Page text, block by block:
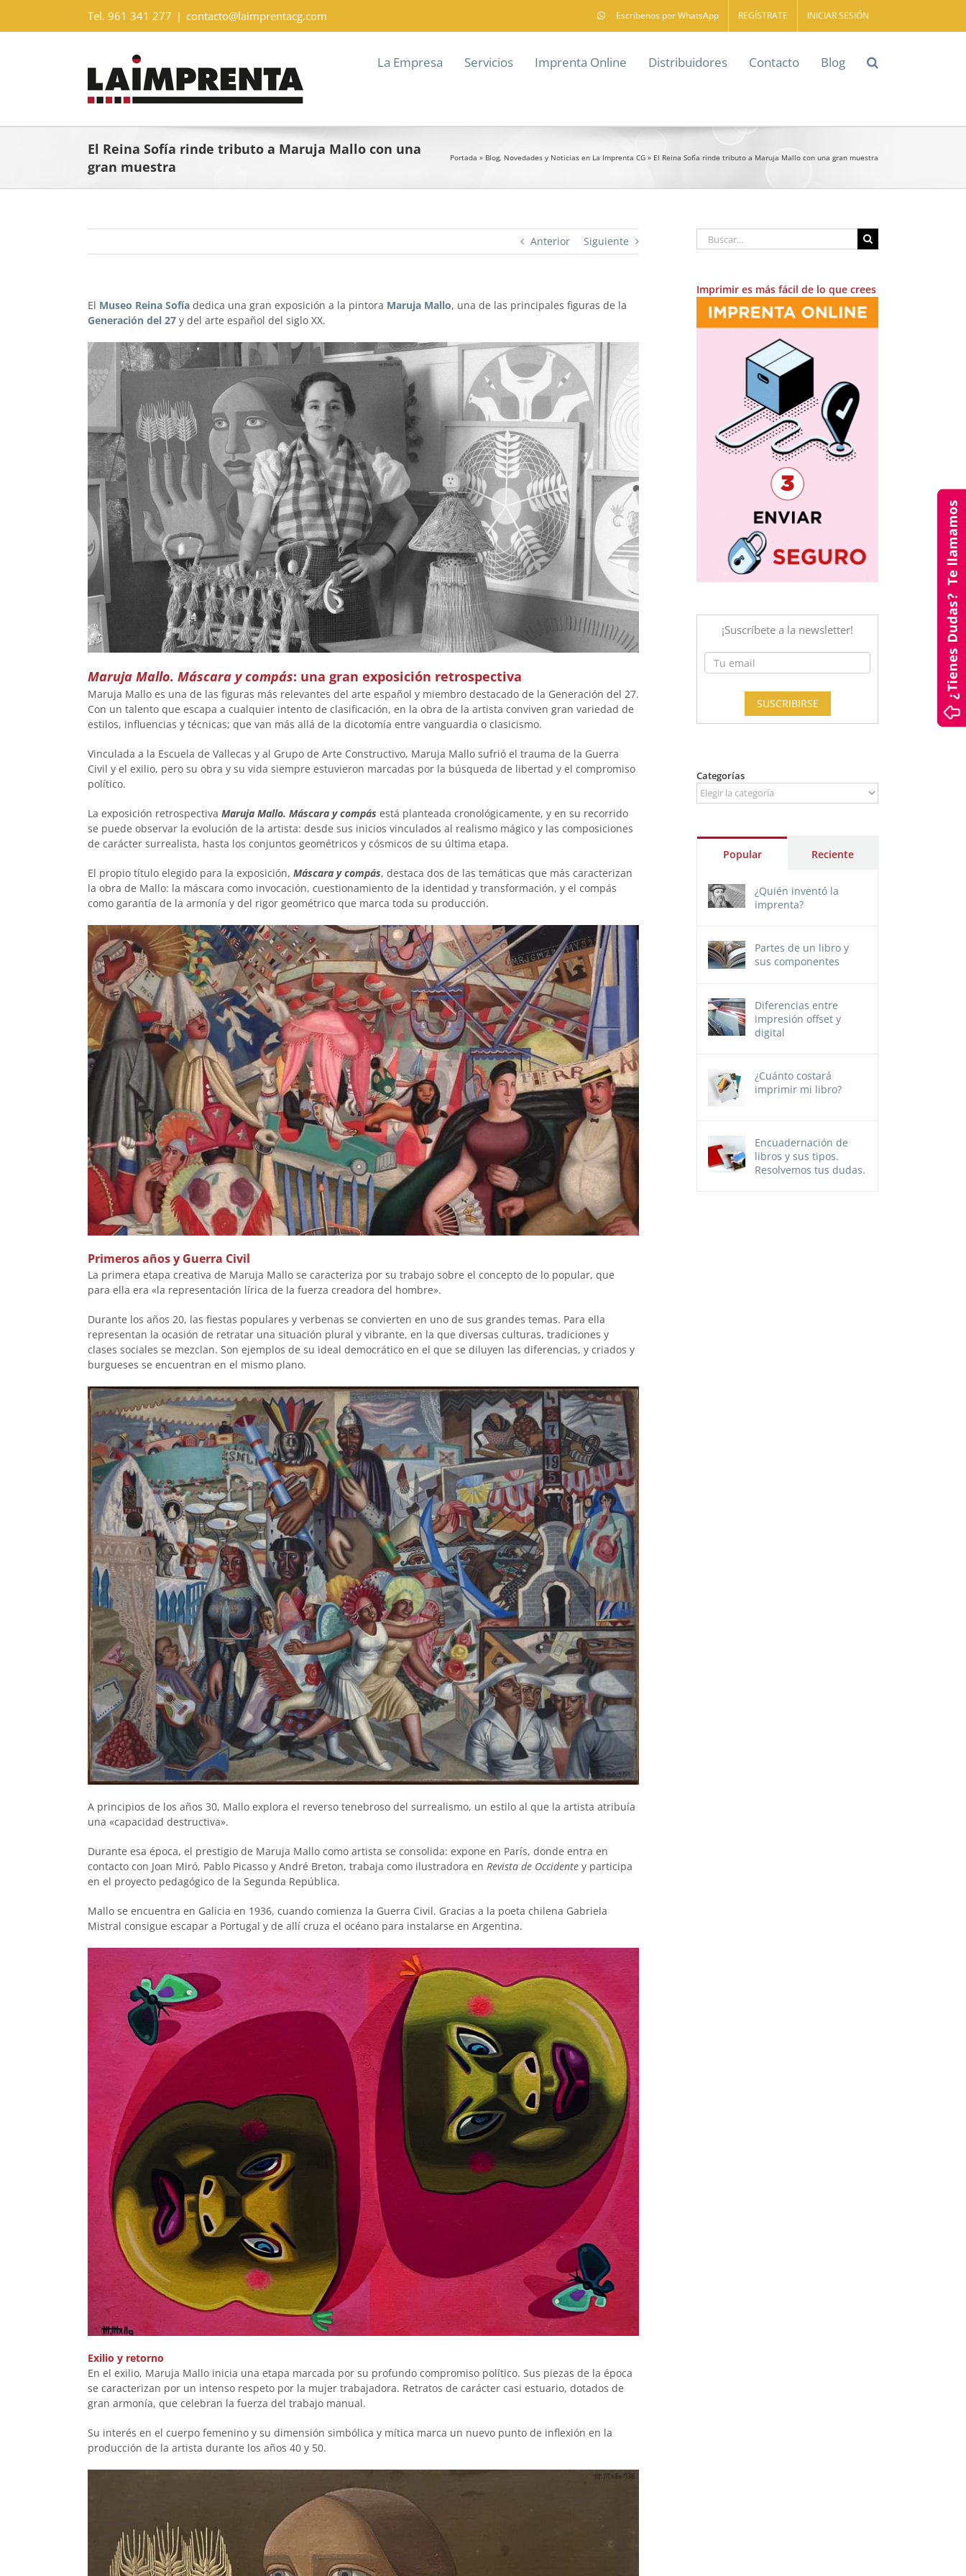
contenido
Tel. 961 341 277 | contacto@laimprentacg.com Escríbenos por WhatsApp REGÍSTRATE INICIAR SESIÓN
La Empresa Servicios Imprenta Online Distribuidores Contacto Blog
El Reina Sofía rinde tributo a Maruja Mallo con una
gran muestra
Portada » Blog, Novedades y Noticias en La Imprenta CG » El Reina Sofía rinde tributo a Maruja Mallo con una gran muestra
Anterior Siguiente
El Museo Reina Sofía dedica una gran exposición a la pintora Maruja Mallo, una de las principales figuras de la
Generación del 27 y del arte español del siglo XX.
Maruja Mallo. Máscara y compás: una gran exposición retrospectiva
Maruja Mallo es una de las figu­ras más relevantes del arte español y miembro destacado de la Generación del 27.
Con un talento que escapa a cualquier intento de clasificación, en la obra de la artista conviven gran variedad de
estilos, influen­cias y técnicas; que van más allá de la dicotomía entre vanguardia o clasicismo.
Vinculada a la Escuela de Vallecas y al Grupo de Arte Constructivo, Maruja Mallo sufrió el trauma de la Guerra
Civil y el exilio, pero su obra y su vida siempre estuvieron marcadas por la búsqueda de libertad y el compromiso
político.
La exposición retrospectiva Maruja Mallo. Máscara y compás está planteada cronológicamente, y en su recorrido
se puede observar la evolución de la artista: desde sus inicios vinculados al realismo mágico y las composiciones
de carácter surrealista, hasta los conjuntos geométricos y cósmicos de su última etapa.
El propio título elegido para la exposición, Máscara y compás, destaca dos de las temáticas que más caracterizan
la obra de Mallo: la máscara como invoca­ción, cuestionamiento de la identidad y transformación, y el compás
como garantía de la armonía y del rigor geométrico que marca toda su producción.
Primeros años y Guerra Civil
La primera etapa creativa de Maruja Mallo se caracteriza por su trabajo sobre el concepto de lo popular, que
para ella era «la representación lírica de la fuerza creadora del hombre».
Durante los años 20, las fiestas populares y verbenas se convierten en uno de sus grandes temas. Para ella
representan la ocasión de retratar una situación plural y vibrante, en la que diversas culturas, tradiciones y
clases sociales se mezclan. Son ejemplos de su ideal democrático en el que se diluyen las diferencias, y criados y
burgueses se encuentran en el mismo plano.
A principios de los años 30, Mallo explora el reverso tenebroso del surrealismo, un estilo al que la artista atribuía
una «capacidad destructiva».
Durante esa época, el prestigio de Maruja Mallo como artista se consolida: expone en París, donde entra en
contacto con Joan Miró, Pablo Picasso y André Breton, trabaja como ilustradora en Revista de Occidente y participa
en el proyecto pedagógico de la Segunda República.
Mallo se encuentra en Galicia en 1936, cuando comienza la Guerra Civil. Gracias a la poeta chilena Gabriela
Mistral consigue escapar a Portugal y de allí cruza el océano para instalarse en Argentina.
Exilio y retorno
En el exilio, Maruja Mallo inicia una etapa marcada por su profundo compromiso político. Sus piezas de la época
se caracterizan por un intenso respeto por la mujer trabajadora. Retratos de carácter casi estuario, dotados de
gran armonía, que celebran la fuerza del trabajo manual.
Su interés en el cuerpo femenino y su dimensión simbólica y mítica marca un nuevo punto de inflexión en la
producción de la artista durante los años 40 y 50.
Buscar:
Imprimir es más fácil de lo que crees
Categorías
Categorías
Popular Reciente
¿Quién inventó la
imprenta?
Partes de un libro y
sus componentes
Diferencias entre
impresión offset y
digital
¿Cuánto costará
imprimir mi libro?
Encuadernación de
libros y sus tipos.
Resolvemos tus dudas.